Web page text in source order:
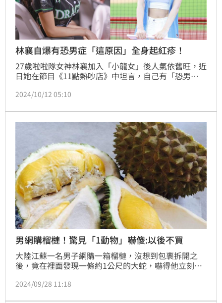
林襄自爆有恐男症「這原因」全身起紅疹！
27歲啦啦隊女神林襄加入「小龍女」後人氣依舊旺，近
日她在節目《11點熱吵店》中坦言，自己有「恐男
時若是和男隊友一起玩遊戲，感覺還好，不過當需要拍
甚至全身起紅疹，特別尷尬。
2024/10/12 05:10
男網購榴槤！驚見「1動物」嚇傻:以後不買
大陸江蘇一名男子網購一箱榴槤，沒想到包裹拆開之
後，竟在裡面發現一條約1公尺的大蛇，嚇得他立刻報
名男子也嚇得崩潰直呼，「我以後不買榴槤了。」
2024/09/28 11:18